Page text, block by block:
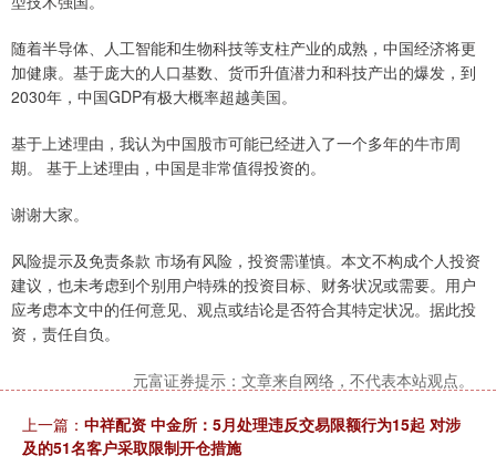
随着半导体、人工智能和生物科技等支柱产业的成熟，中国经济将更
加健康。基于庞大的人口基数、货币升值潜力和科技产出的爆发，到
2030年，中国GDP有极大概率超越美国。
基于上述理由，我认为中国股市可能已经进入了一个多年的牛市周
期。 基于上述理由，中国是非常值得投资的。
谢谢大家。
风险提示及免责条款 市场有风险，投资需谨慎。本文不构成个人投资
建议，也未考虑到个别用户特殊的投资目标、财务状况或需要。用户
应考虑本文中的任何意见、观点或结论是否符合其特定状况。据此投
资，责任自负。
元富证券提示：文章来自网络，不代表本站观点。
上一篇： 中祥配资 中金所：5月处理违反交易限额行为15起 对涉
及的51名客户采取限制开仓措施